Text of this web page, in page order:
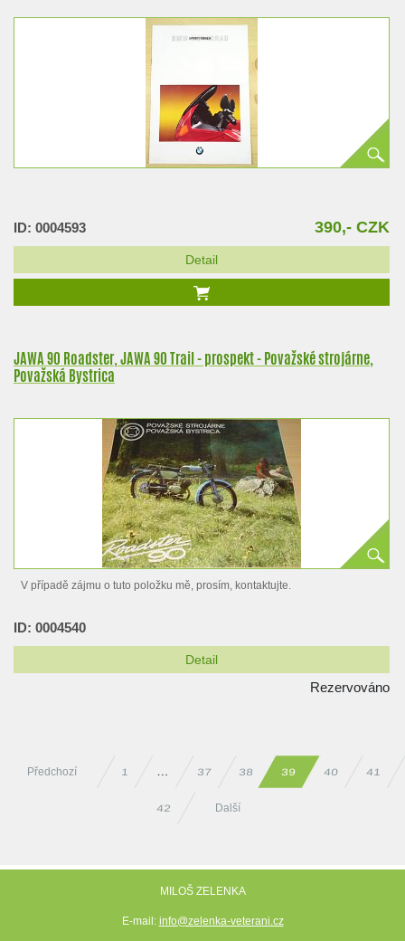
ID: 0004593 390,- CZK
Detail
JAWA 90 Roadster, JAWA 90 Trail - prospekt - Považské strojárne,
Považská Bystrica
V případě zájmu o tuto položku mě, prosím, kontaktujte.
ID: 0004540
Detail
Rezervováno
Předchozí 1 … 37 38 39 40 41
42 Další
MILOŠ ZELENKA
E-mail: info@zelenka-veterani.cz